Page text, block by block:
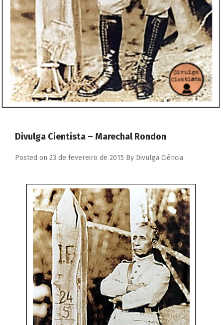
Divulga Cientista – Marechal Rondon
Posted on 23 de fevereiro de 2015 By Divulga Ciência